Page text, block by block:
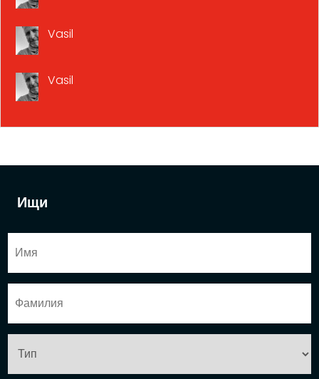
Ищи
Vasil
Vasil